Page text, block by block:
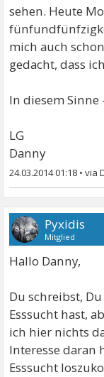
sehen. Heute
mich auch
gedacht, dass
In diesem
LG
Danny
24.03.2014 01:18 •
Pyxidis
Mitglied
Hallo Danny,
Du schreibst,
Esssucht hast,
ich hier nichts
Interesse daran
Esssucht